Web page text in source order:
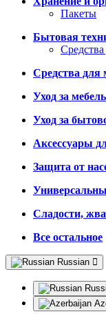
Пакеты
Бытовая
Средства для
Уход за
Уход за
Аксессуары
Защита от
Сладости,
Все остальное
Russian